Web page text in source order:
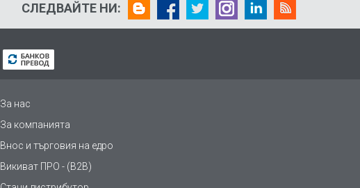
СЛЕДВАЙТЕ НИ:
За нас
За компанията
Внос и търговия на едро
Викиват ПРО - (B2B)